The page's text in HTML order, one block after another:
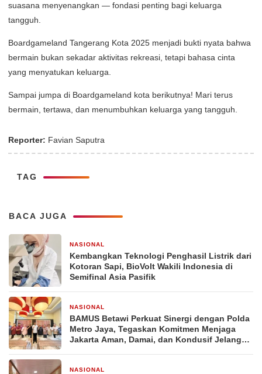
suasana menyenangkan — fondasi penting bagi keluarga
tangguh.
Boardgameland Tangerang Kota 2025 menjadi bukti nyata bahwa
bermain bukan sekadar aktivitas rekreasi, tetapi bahasa cinta
yang menyatukan keluarga.
Sampai jumpa di Boardgameland kota berikutnya! Mari terus
bermain, tertawa, dan menumbuhkan keluarga yang tangguh.
Reporter: Favian Saputra
TAG
BACA JUGA
NASIONAL
Kembangkan Teknologi Penghasil Listrik dari
Kotoran Sapi, BioVolt Wakili Indonesia di
Semifinal Asia Pasifik
NASIONAL
BAMUS Betawi Perkuat Sinergi dengan Polda
Metro Jaya, Tegaskan Komitmen Menjaga
Jakarta Aman, Damai, dan Kondusif Jelang
NASIONAL